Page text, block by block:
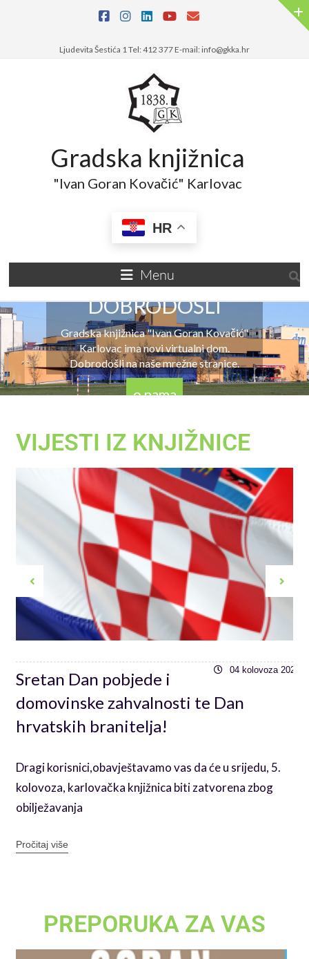
Ljudevita Šestića 1 Tel: 412 377 E-mail: info@gkka.hr
Gradska knjižnica
"Ivan Goran Kovačić" Karlovac
HR
Menu
DOBRODOŠLI
Gradska knjižnica "Ivan Goran Kovačić"
Karlovac ima novi virtualni dom.
Dobrodošli na naše mrežne stranice.
o nama
VIJESTI IZ KNJIŽNICE
04 kolovoza 2026
Sretan Dan pobjede i
domovinske zahvalnosti te Dan
hrvatskih branitelja!
Dragi korisnici,obavještavamo vas da će u srijedu, 5.
kolovoza, karlovačka knjižnica biti zatvorena zbog
obilježavanja
Pročitaj više
PREPORUKA ZA VAS